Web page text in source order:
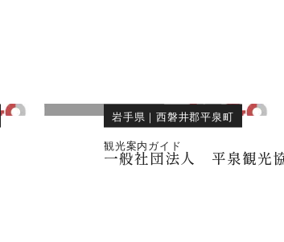
岩手県 ｜西磐井郡平泉町
観光案内ガイド
一般社団法人 平泉観光